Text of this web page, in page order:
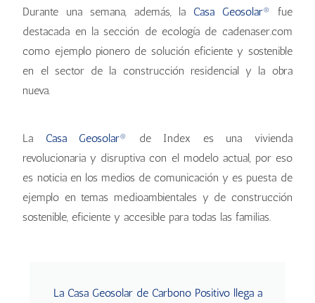
Durante una semana, además, la Casa Geosolar® fue
destacada en la sección de ecología de cadenaser.com
como ejemplo pionero de solución eficiente y sostenible
en el sector de la construcción residencial y la obra
nueva.
La Casa Geosolar®
de Index es una vivienda
revolucionaria y disruptiva con el modelo actual, por eso
es noticia en los medios de comunicación y es puesta de
ejemplo en temas medioambientales y de construcción
sostenible, eficiente y accesible para todas las familias.
La Casa Geosolar de Carbono Positivo llega a